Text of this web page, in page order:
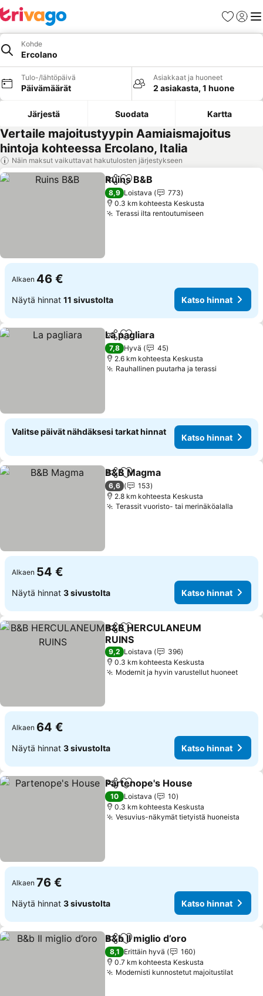
Suosikit
Kohde
Ercolano
Tulo-/lähtöpäivä
Päivämäärät
Asiakkaat ja huoneet
2 asiakasta, 1 huone
Järjestä Suodata Kartta
Vertaile majoitustyypin Aamiaismajoitus
hintoja kohteessa Ercolano, Italia
Näin maksut vaikuttavat hakutulosten järjestykseen
Jaa Lisää suosikkeihin
Ruins B&B
8,9 Loistava
773
0.3 km kohteesta Keskusta
Terassi ilta rentoutumiseen
Alkaen 46 €
Näytä hinnat 11 sivustolta Katso hinnat
Jaa Lisää suosikkeihin
La pagliara
7,8 Hyvä
45
2.6 km kohteesta Keskusta
Rauhallinen puutarha ja terassi
Valitse päivät nähdäksesi tarkat hinnat
Katso hinnat
Jaa Lisää suosikkeihin
B&B Magma
6,6
153
2.8 km kohteesta Keskusta
Terassit vuoristo- tai merinäköalalla
Alkaen 54 €
Näytä hinnat 3 sivustolta Katso hinnat
Jaa Lisää suosikkeihin
B&B HERCULANEUM
RUINS
9,2 Loistava
396
0.3 km kohteesta Keskusta
Modernit ja hyvin varustellut huoneet
Alkaen 64 €
Näytä hinnat 3 sivustolta Katso hinnat
Jaa Lisää suosikkeihin
Partenope's House
10 Loistava
10
0.3 km kohteesta Keskusta
Vesuvius-näkymät tietyistä huoneista
Alkaen 76 €
Näytä hinnat 3 sivustolta Katso hinnat
Jaa Lisää suosikkeihin
B&b Il miglio d’oro
8,1 Erittäin hyvä
160
0.7 km kohteesta Keskusta
Modernisti kunnostetut majoitustilat